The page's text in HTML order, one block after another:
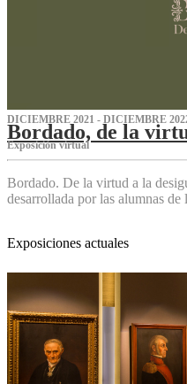
DICIEMBRE 2021 - DICIEMBRE
Bordado, de la
Exposición virtual‌
Bordado. De la virtud a la
desarrollada por las alumnas
Exposiciones actuales